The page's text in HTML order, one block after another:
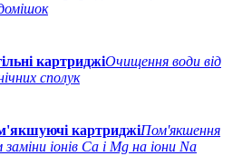
картриджіОчищення води від
сполук
картриджіПом'якшення
іонів Ca і Mg на іони Na